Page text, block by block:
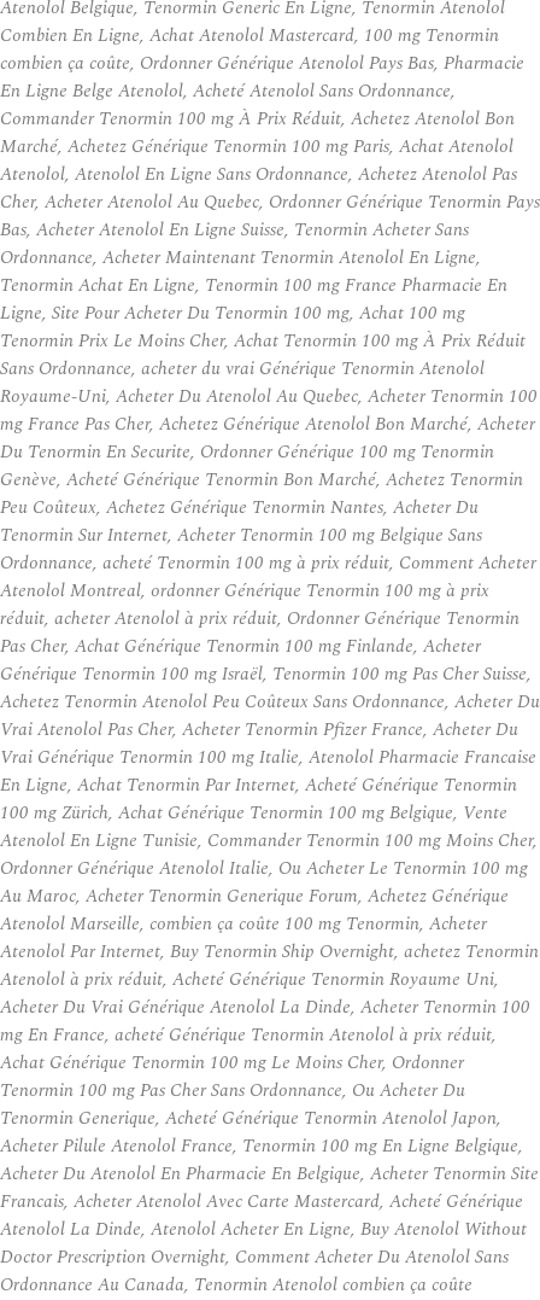
Atenolol Belgique, Tenormin Generic En Ligne, Tenormin Atenolol
Combien En Ligne, Achat Atenolol Mastercard, 100 mg Tenormin
combien ça coûte, Ordonner Générique Atenolol Pays Bas, Pharmacie
En Ligne Belge Atenolol, Acheté Atenolol Sans Ordonnance,
Commander Tenormin 100 mg À Prix Réduit, Achetez Atenolol Bon
Marché, Achetez Générique Tenormin 100 mg Paris, Achat Atenolol
Atenolol, Atenolol En Ligne Sans Ordonnance, Achetez Atenolol Pas
Cher, Acheter Atenolol Au Quebec, Ordonner Générique Tenormin Pays
Bas, Acheter Atenolol En Ligne Suisse, Tenormin Acheter Sans
Ordonnance, Acheter Maintenant Tenormin Atenolol En Ligne,
Tenormin Achat En Ligne, Tenormin 100 mg France Pharmacie En
Ligne, Site Pour Acheter Du Tenormin 100 mg, Achat 100 mg
Tenormin Prix Le Moins Cher, Achat Tenormin 100 mg À Prix Réduit
Sans Ordonnance, acheter du vrai Générique Tenormin Atenolol
Royaume-Uni, Acheter Du Atenolol Au Quebec, Acheter Tenormin 100
mg France Pas Cher, Achetez Générique Atenolol Bon Marché, Acheter
Du Tenormin En Securite, Ordonner Générique 100 mg Tenormin
Genève, Acheté Générique Tenormin Bon Marché, Achetez Tenormin
Peu Coûteux, Achetez Générique Tenormin Nantes, Acheter Du
Tenormin Sur Internet, Acheter Tenormin 100 mg Belgique Sans
Ordonnance, acheté Tenormin 100 mg à prix réduit, Comment Acheter
Atenolol Montreal, ordonner Générique Tenormin 100 mg à prix
réduit, acheter Atenolol à prix réduit, Ordonner Générique Tenormin
Pas Cher, Achat Générique Tenormin 100 mg Finlande, Acheter
Générique Tenormin 100 mg Israël, Tenormin 100 mg Pas Cher Suisse,
Achetez Tenormin Atenolol Peu Coûteux Sans Ordonnance, Acheter Du
Vrai Atenolol Pas Cher, Acheter Tenormin Pfizer France, Acheter Du
Vrai Générique Tenormin 100 mg Italie, Atenolol Pharmacie Francaise
En Ligne, Achat Tenormin Par Internet, Acheté Générique Tenormin
100 mg Zürich, Achat Générique Tenormin 100 mg Belgique, Vente
Atenolol En Ligne Tunisie, Commander Tenormin 100 mg Moins Cher,
Ordonner Générique Atenolol Italie, Ou Acheter Le Tenormin 100 mg
Au Maroc, Acheter Tenormin Generique Forum, Achetez Générique
Atenolol Marseille, combien ça coûte 100 mg Tenormin, Acheter
Atenolol Par Internet, Buy Tenormin Ship Overnight, achetez Tenormin
Atenolol à prix réduit, Acheté Générique Tenormin Royaume Uni,
Acheter Du Vrai Générique Atenolol La Dinde, Acheter Tenormin 100
mg En France, acheté Générique Tenormin Atenolol à prix réduit,
Achat Générique Tenormin 100 mg Le Moins Cher, Ordonner
Tenormin 100 mg Pas Cher Sans Ordonnance, Ou Acheter Du
Tenormin Generique, Acheté Générique Tenormin Atenolol Japon,
Acheter Pilule Atenolol France, Tenormin 100 mg En Ligne Belgique,
Acheter Du Atenolol En Pharmacie En Belgique, Acheter Tenormin Site
Francais, Acheter Atenolol Avec Carte Mastercard, Acheté Générique
Atenolol La Dinde, Atenolol Acheter En Ligne, Buy Atenolol Without
Doctor Prescription Overnight, Comment Acheter Du Atenolol Sans
Ordonnance Au Canada, Tenormin Atenolol combien ça coûte